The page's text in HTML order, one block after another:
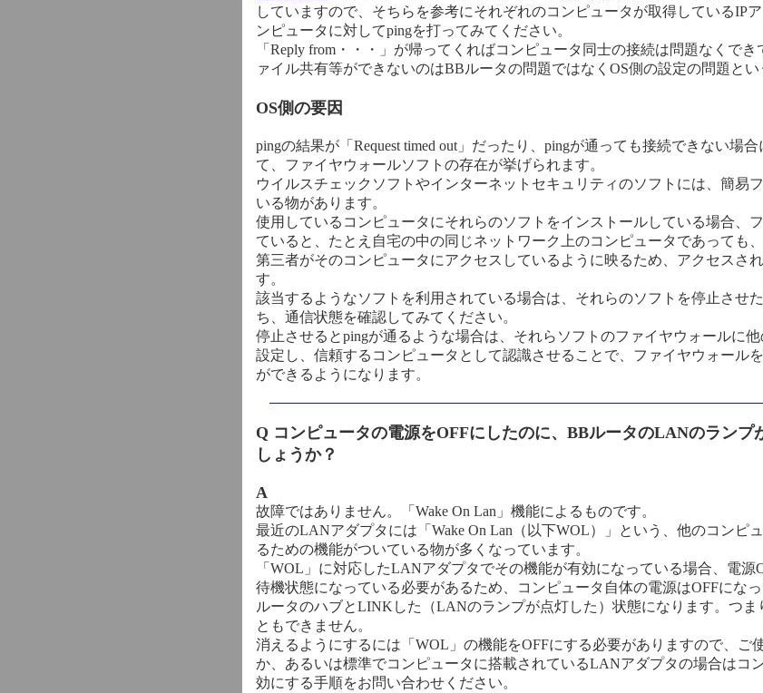
していますので、そちらを参考にそれぞれのコンピュータが取得しているIP
ンピュータに対してpingを打ってみてください。
「Reply from・・・」が帰ってくればコンピュータ同士の接続は問題なくで
ァイル共有等ができないのはBBルータの問題ではなくOS側の設定の問題とい
OS側の要因
pingの結果が「Request timed out」だったり、pingが通っても接続できない場
て、ファイヤウォールソフトの存在が挙げられます。
ウイルスチェックソフトやインターネットセキュリティのソフトには、簡易
いる物があります。
使用しているコンピュータにそれらのソフトをインストールしている場合、
ていると、たとえ自宅の中の同じネットワーク上のコンピュータであっても
第三者がそのコンピュータにアクセスしているように映るため、アクセスさ
す。
該当するようなソフトを利用されている場合は、それらのソフトを停止させ
ち、通信状態を確認してみてください。
停止させるとpingが通るような場合は、それらソフトのファイヤウォールに
設定し、信頼するコンピュータとして認識させることで、ファイヤウォール
ができるようになります。
Q コンピュータの電源をOFFにしたのに、BBルータのLANのランプ
しょうか？
A
故障ではありません。「Wake On Lan」機能によるものです。
最近のLANアダプタには「Wake On Lan（以下WOL）」という、他のコンピ
るための機能がついている物が多くなっています。
「WOL」に対応したLANアダプタでその機能が有効になっている場合、電源
待機状態になっている必要があるため、コンピュータ自体の電源はOFFにな
ルータのハブとLINKした（LANのランプが点灯した）状態になります。つま
ともできません。
消えるようにするには「WOL」の機能をOFFにする必要がありますので、ご
か、あるいは標準でコンピュータに搭載されているLANアダプタの場合はコ
効にする手順をお問い合わせください。